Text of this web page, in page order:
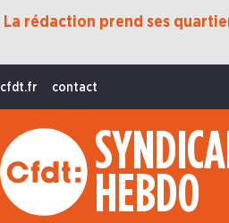
La rédaction prend ses
cfdt.fr contact
HEBDO
Protection Sociale
International
La Vie De La CFDT